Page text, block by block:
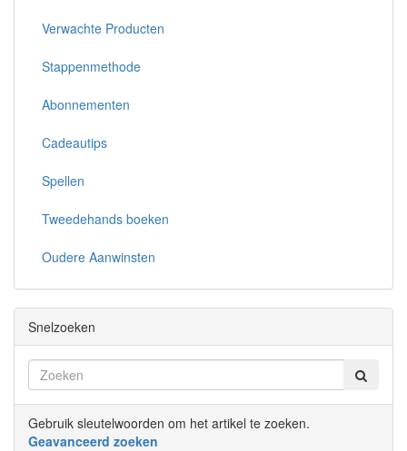
Verwachte Producten
Stappenmethode
Abonnementen
Cadeautips
Spellen
Tweedehands boeken
Oudere Aanwinsten
Snelzoeken
Gebruik sleutelwoorden om het artikel te zoeken.
Geavanceerd zoeken